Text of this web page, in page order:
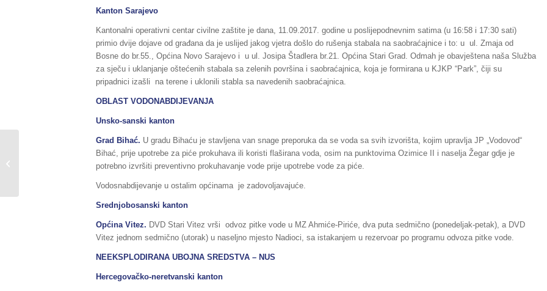
Kanton Sarajevo
Kantonalni operativni centar civilne zaštite je dana, 11.09.2017. godine u poslijepodnevnim satima (u 16:58 i 17:30 sati)
primio dvije dojave od građana da je uslijed jakog vjetra došlo do rušenja stabala na saobraćajnice i to: u ul. Zmaja od
Bosne do br.55., Općina Novo Sarajevo i u ul. Josipa Štadlera br.21. Općina Stari Grad. Odmah je obavještena naša Služba
za sječu i uklanjanje oštećenih stabala sa zelenih površina i saobraćajnica, koja je formirana u KJKP “Park”, čiji su
pripadnici izašli na terene i uklonili stabla sa navedenih saobraćajnica.
OBLAST VODONABDIJEVANJA
Unsko-sanski kanton
Grad Bihać. U gradu Bihaću je stavljena van snage preporuka da se voda sa svih izvorišta, kojim upravlja JP „Vodovod“
Bihać, prije upotrebe za piće prokuhava ili koristi flaširana voda, osim na punktovima Ozimice II i naselja Žegar gdje je
potrebno izvršiti preventivno prokuhavanje vode prije upotrebe vode za piće.
Vodosnabdijevanje u ostalim općinama je zadovoljavajuće.
Srednjobosanski kanton
Općina Vitez. DVD Stari Vitez vrši odvoz pitke vode u MZ Ahmiće-Piriće, dva puta sedmično (ponedeljak-petak), a DVD
Vitez jednom sedmično (utorak) u naseljno mjesto Nadioci, sa istakanjem u rezervoar po programu odvoza pitke vode.
NEEKSPLODIRANA UBOJNA SREDSTVA – NUS
Hercegovačko-neretvanski kanton
Sažetak redovnog izvještaja o stanju
u Federaciji BiH, za dane